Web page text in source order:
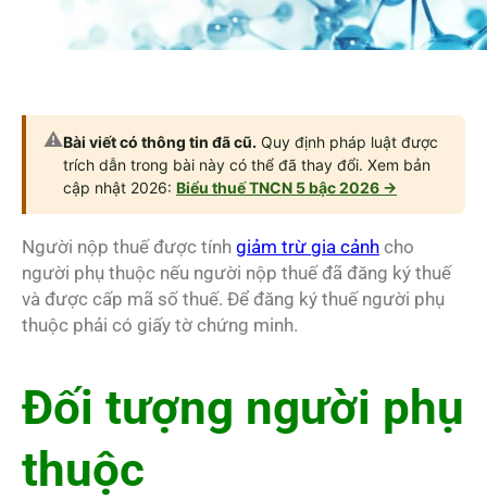
⚠️Bài viết có thông tin đã cũ. Quy định pháp luật được
trích dẫn trong bài này có thể đã thay đổi. Xem bản
cập nhật 2026: Biểu thuế TNCN 5 bậc 2026 →
Người nộp thuế được tính giảm trừ gia cảnh cho
người phụ thuộc nếu người nộp thuế đã đăng ký thuế
và được cấp mã số thuế. Để đăng ký thuế người phụ
thuộc phải có giấy tờ chứng minh.
Đối tượng người phụ
thuộc